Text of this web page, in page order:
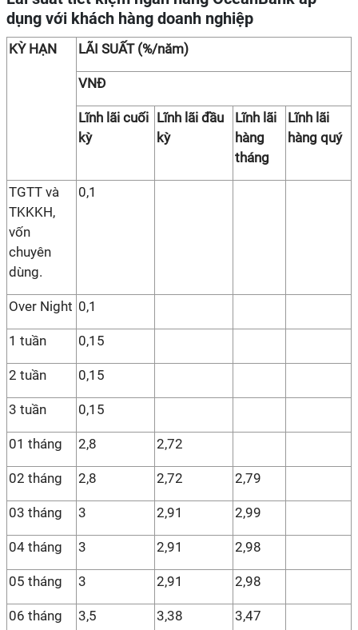
dụng với khách hàng doanh nghiệp
KỲ HẠN LÃI SUẤT (%/năm)
VNĐ
Lĩnh lãi cuối
kỳ
Lĩnh lãi đầu
kỳ
Lĩnh lãi
hàng
tháng
Lĩnh lãi
hàng quý
TGTT và
TKKKH,
vốn
chuyên
dùng.
0,1
Over Night 0,1
1 tuần 0,15
2 tuần 0,15
3 tuần 0,15
01 tháng 2,8 2,72
02 tháng 2,8 2,72 2,79
03 tháng 3 2,91 2,99
04 tháng 3 2,91 2,98
05 tháng 3 2,91 2,98
06 tháng 3,5 3,38 3,47